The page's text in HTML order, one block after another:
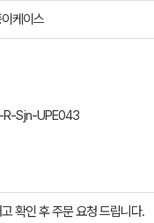
케이스
R-Sjn-UPE043
확인 후 주문 요청 드립니다.